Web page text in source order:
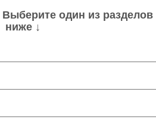
один из разделов
ниже ↓